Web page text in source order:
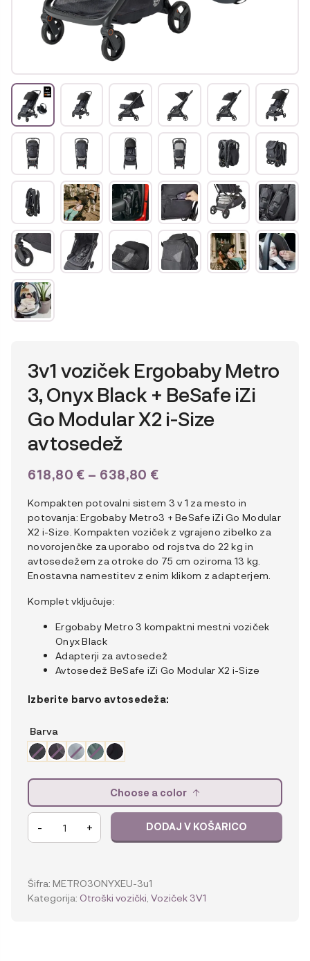
3v1 voziček Ergobaby Metro
3, Onyx Black + BeSafe iZi
Go Modular X2 i-Size
avtosedež
618,80 € – 638,80 €
OD
618,80 €
DO
638,80 €
Kompakten potovalni sistem 3 v 1 za mesto in
potovanja: Ergobaby Metro3 + BeSafe iZi Go Modular
X2 i-Size. Kompakten voziček z vgrajeno zibelko za
novorojenčke za uporabo od rojstva do 22 kg in
avtosedežem za otroke do 75 cm oziroma 13 kg.
Enostavna namestitev z enim klikom z adapterjem.
Komplet vključuje:
Ergobaby Metro 3 kompaktni mestni voziček
Onyx Black
Adapterji za avtosedež
Avtosedež BeSafe iZi Go Modular X2 i-Size
Izberite barvo avtosedeža:
Barva
Choose a color
3v1
voziček
3,
Onyx
Black
- + DODAJ V KOŠARICO
Šifra: METRO3ONYXEU-3u1
Kategorija: Otroški vozički Voziček 3V1